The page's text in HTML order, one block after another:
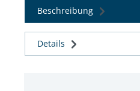
Beschreibung
Details